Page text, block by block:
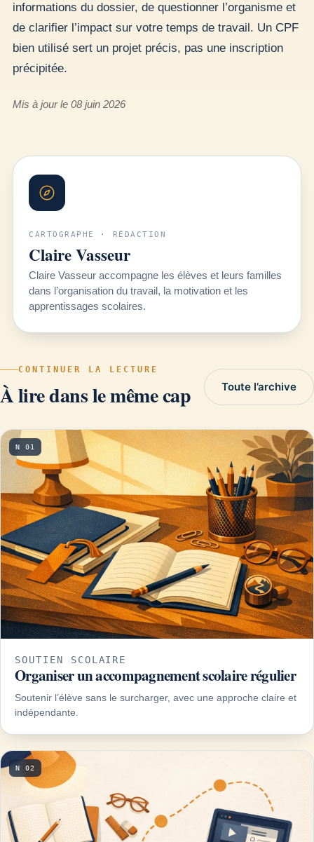
informations du dossier, de questionner l’organisme et
de clarifier l’impact sur votre temps de travail. Un CPF
bien utilisé sert un projet précis, pas une inscription
précipitée.
Mis à jour le 08 juin 2026
CARTOGRAPHE · RÉDACTION
Claire Vasseur
Claire Vasseur accompagne les élèves et leurs familles
dans l’organisation du travail, la motivation et les
apprentissages scolaires.
CONTINUER LA LECTURE
À lire dans le même cap Toute l’archive
N 01
SOUTIEN SCOLAIRE
Organiser un accompagnement scolaire régulier
Soutenir l’élève sans le surcharger, avec une approche claire et
indépendante.
N 02